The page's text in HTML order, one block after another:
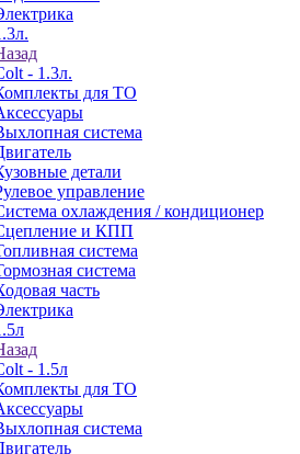
- 1.3л.
для ТО
система
детали
управление
охлаждения / кондиционер
и КПП
система
система
часть
- 1.5л
для ТО
система